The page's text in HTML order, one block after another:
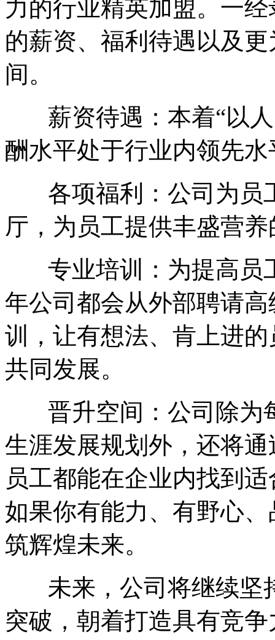
力的行业精英加盟。一
的薪资、福利待遇以及
间。
薪资待遇：本着“以人
酬水平处于行业内领先水
各项福利：公司为员
厅，为员工提供丰盛营
专业培训：为提高员
年公司都会从外部聘请
训，让有想法、肯上进
共同发展。
晋升空间：公司除为
生涯发展规划外，还将
员工都能在企业内找到
如果你有能力、有野心
筑辉煌未来。
未来，公司将继续坚
突破，朝着打造具有竞